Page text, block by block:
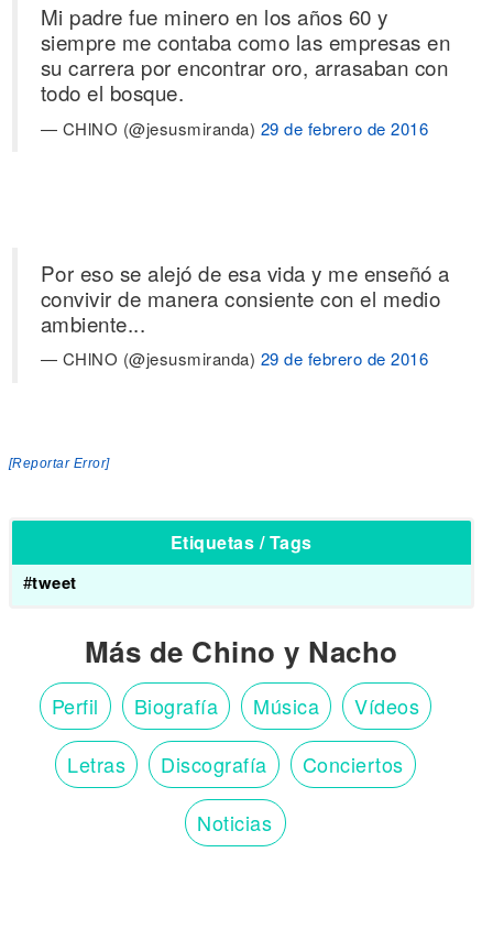
Mi padre fue minero en los años 60 y
siempre me contaba como las empresas en
su carrera por encontrar oro, arrasaban con
todo el bosque.
— CHlNO (@jesusmiranda) 29 de febrero de 2016
Por eso se alejó de esa vida y me enseñó a
convivir de manera consiente con el medio
ambiente...
— CHlNO (@jesusmiranda) 29 de febrero de 2016
[Reportar Error]
Etiquetas / Tags
#tweet
Más de Chino y Nacho
Perfil Biografía Música Vídeos
Letras Discografía Conciertos
Noticias